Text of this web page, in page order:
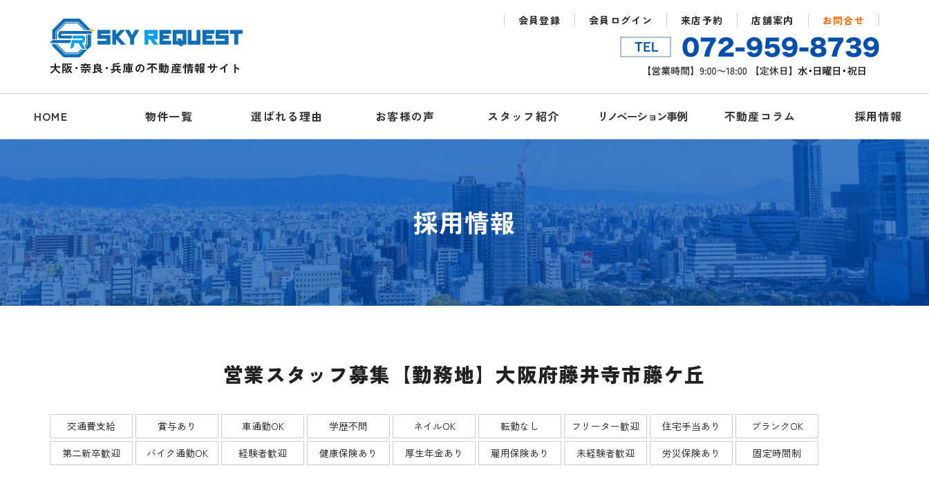
大阪･奈良･兵庫の不動産情報サイト
会員登録 会員ログイン 来店予約 店舗案内 お問合せ
HOME 物件一覧 選ばれる理由 お客様の声 スタッフ紹介 リノベーション事例 不動産コラム 採用情報
採用情報
営業スタッフ募集【勤務地】大阪府藤井寺市藤ケ丘
交通費支給 賞与あり 車通勤OK 学歴不問 ネイルOK 転勤なし フリーター歓迎 住宅手当あり
ブランクOK
第二新卒歓迎
バイク通勤OK 経験者歓迎 健康保険あり 厚生年金あり 雇用保険あり 未経験者歓迎 労災保険あり 固定時間制